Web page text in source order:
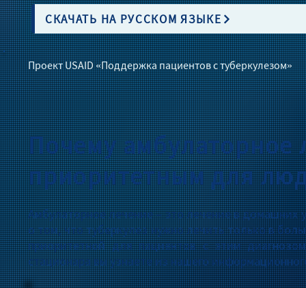
СКАЧАТЬ НА РУССКОМ ЯЗЫКЕ
Проект USAID «Поддержка пациентов с туберкулезом»
Почему амбулаторное
приоритетным для
Амбулаторное лечение – это лечение в домашних
о том, что туберкулез нужно лечить только в
приоритетной для пациентов с этим
стационара вы узнаете из нашего